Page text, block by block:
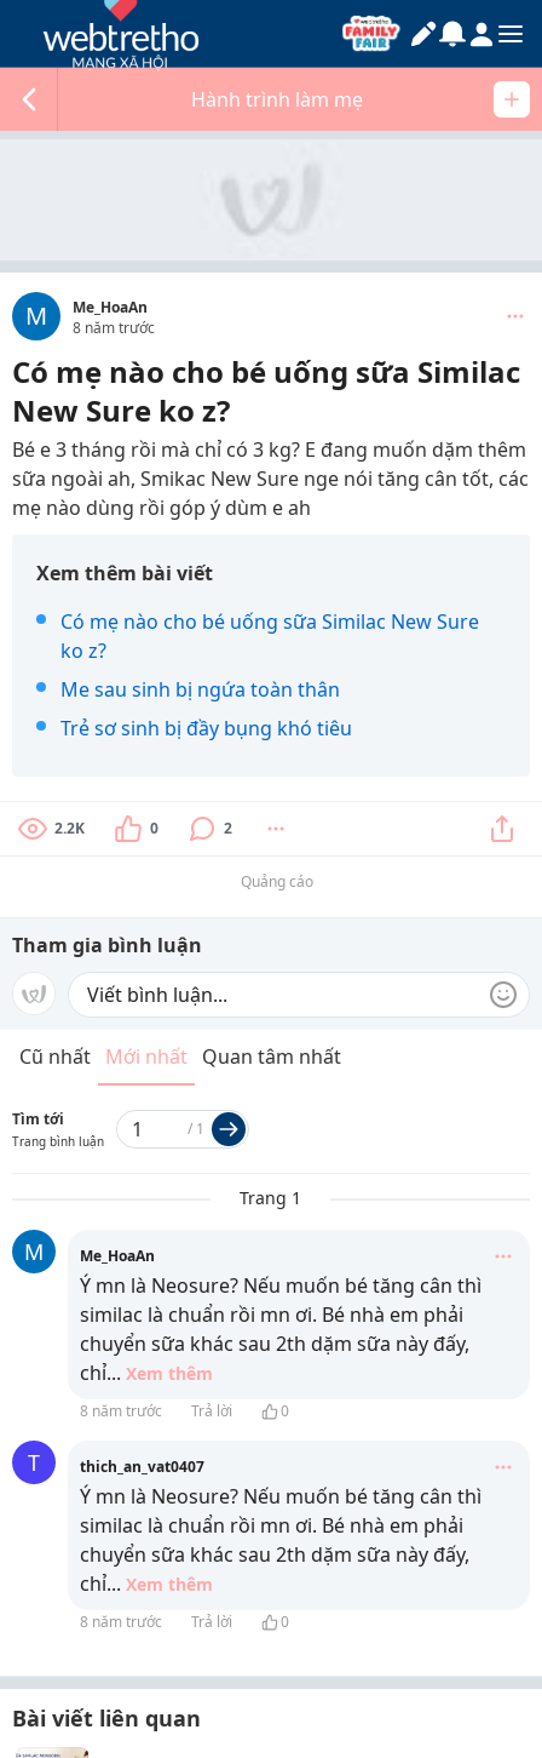
Hành trình làm mẹ
M
Me_HoaAn
8 năm trước
Có mẹ nào cho bé uống sữa Similac
New Sure ko z?
Bé e 3 tháng rồi mà chỉ có 3 kg? E đang muốn dặm thêm
sữa ngoài ah, Smikac New Sure nge nói tăng cân tốt, các
mẹ nào dùng rồi góp ý dùm e ah
Xem thêm bài viết
Có mẹ nào cho bé uống sữa Similac New Sure
ko z?
Me sau sinh bị ngứa toàn thân
Trẻ sơ sinh bị đầy bụng khó tiêu
2.2K 0 2
Quảng cáo
Tham gia bình luận
Cũ nhất Mới nhất Quan tâm nhất
Tìm tới
Trang bình luận
/ 1
Trang 1
M Me_HoaAn
Ý mn là Neosure? Nếu muốn bé tăng cân thì
similac là chuẩn rồi mn ơi. Bé nhà em phải
chuyển sữa khác sau 2th dặm sữa này đấy,
chỉ... Xem thêm
8 năm trước Trả lời 0
T thich_an_vat0407
Ý mn là Neosure? Nếu muốn bé tăng cân thì
similac là chuẩn rồi mn ơi. Bé nhà em phải
chuyển sữa khác sau 2th dặm sữa này đấy,
chỉ... Xem thêm
8 năm trước Trả lời 0
Bài viết liên quan